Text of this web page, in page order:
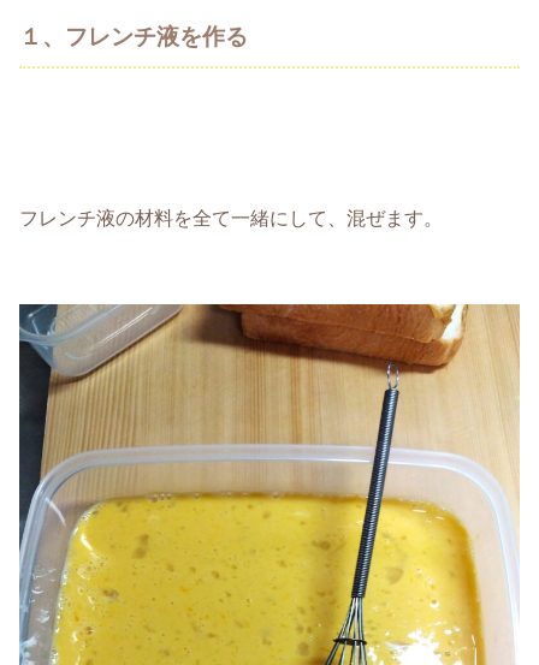
１、フレンチ液を作る
フレンチ液の材料を全て一緒にして、混ぜます。